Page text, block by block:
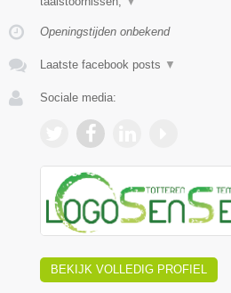
Openingstijden onbekend
Laatste facebook posts ▼
Sociale media:
BEKIJK VOLLEDIG PROFIEL